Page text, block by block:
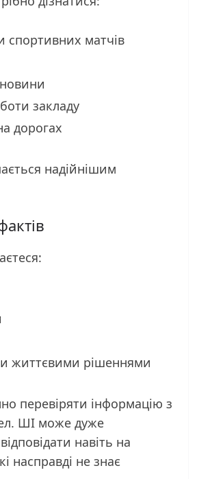
спортивних матчів
закладу
дорогах
надійнішим
життєвими рішеннями
перевіряти інформацію з
ШІ може дуже
навіть на
насправді не знає